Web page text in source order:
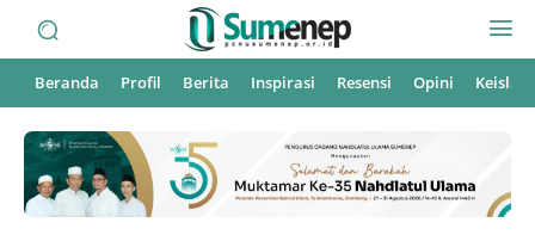
Beranda Profil Berita Inspirasi Resensi Opini